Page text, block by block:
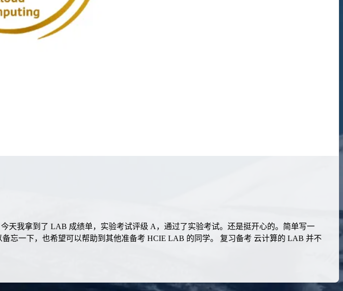
天我拿到了 LAB 成绩单，实验考试评级 A，通过了实验考试。还是挺开心的。简单写一
忘一下，也希望可以帮助到其他准备考 HCIE LAB 的同学。 复习备考 云计算的 LAB 并不